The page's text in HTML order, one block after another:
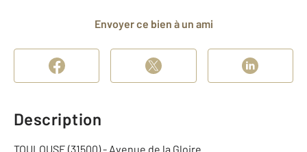
Envoyer ce bien à un ami
Description
TOULOUSE (31500) - Avenue de la Gloire